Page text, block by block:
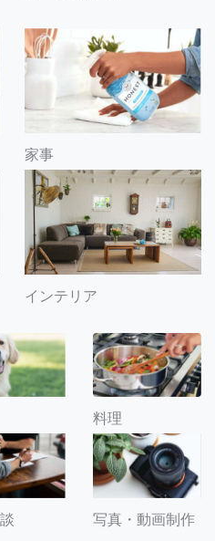
家事
インテリア
料理
写真・動画制作